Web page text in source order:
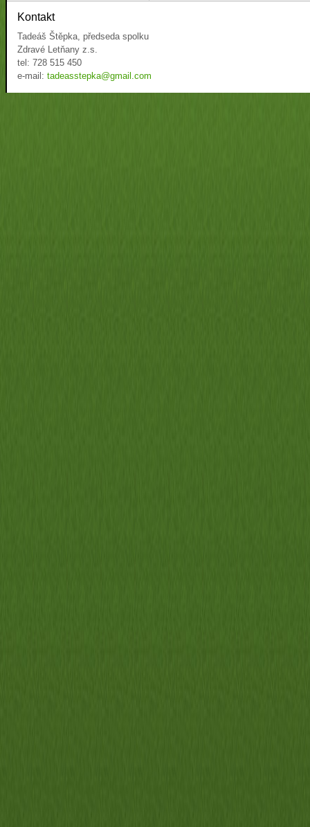
Kontakt
Tadeáš Štěpka, předseda spolku
Zdravé Letňany z.s.
tel: 728 515 450
e-mail: tadeasstepka@gmail.com